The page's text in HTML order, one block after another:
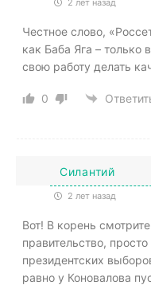
Честное слово,
как Баба Яга –
свою работу делать
0
Силантий
2 лет назад
Вот! В корень
правительство,
президентских
равно у Коновалова